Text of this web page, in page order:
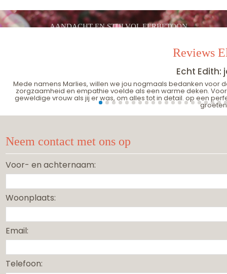
AANDACHT EN STIJLVOL EERBETOON
Reviews
Echt Edith:
Mede namens Marlies, willen we jou nogmaals bedanken voor
zorgzaamheid en empathie voelde als een warme deken.
geweldige vrouw als jij er was, om alles tot in detail. op een
Neem contact met ons op
Voor- en achternaam:
Woonplaats:
Email:
Telefoon: